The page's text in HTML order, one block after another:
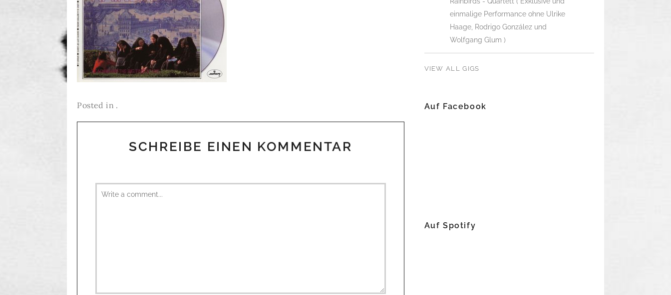
Posted in .
SCHREIBE EINEN KOMMENTAR
einmalige Performance ohne Ulrike
Haage, Rodrigo González und
Wolfgang Glum )
VIEW ALL GIGS
Auf Facebook
Auf Spotify